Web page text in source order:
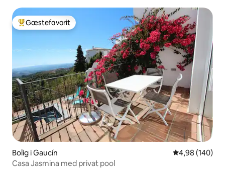
Bedste gæstefavorit
Gæstefavorit
Bolig i Gaucín 4,98 ud af 5 i
4,98 (140)
Casa Jasmina med privat pool